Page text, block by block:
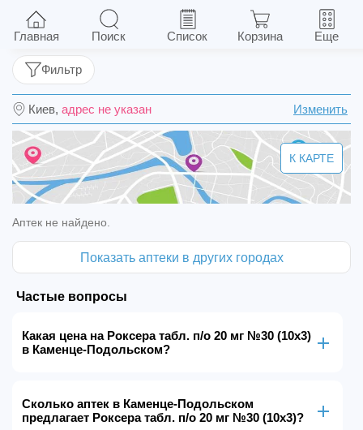
Роксера табл. п/о 20 мг №30 (10х3)
Киев, адрес не указан Изменить
Фильтр
К КАРТЕ
Аптек не найдено.
Показать аптеки в других городах
Частые вопросы
Какая цена на Роксера табл. п/о 20 мг №30 (10х3)
в Каменце-Подольском?
Сколько аптек в Каменце-Подольском
предлагает Роксера табл. п/о 20 мг №30 (10х3)?
Главная Поиск Список Корзина Еще